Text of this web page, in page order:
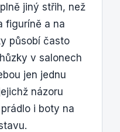
jiný střih, než
figuríně a na
působí často
v salonech
jen jednu
názoru
i boty na